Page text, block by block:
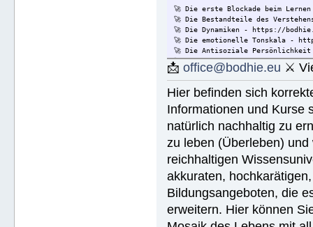
🚀 Die erste Blockade beim
🚀 Die Bestandteile des
🚀 Die Dynamiken - https://
🚀 Die emotionelle Tonskala -
🚀 Die Antisoziale
🚀 Die Lösung für Konflikte -
🚀 Lösungen für eine
🚀 Ethik unjd die Zustände -
🚀 Integrität und Ehrlichkeit -
🚀 🟡 Wie Sie jemandem helfen
Wie Sie jemandem helfen
🚀 Werkzeuge für den
🚀 Die Ehe - https://bodhie.eu/
🚀 Kinder - https://bodhie.eu/
🚀 Ermittlung und ihr Gebrauch
🚀 Grundlagen des Organisieren
🚀 Public Relations - https://
🚀 Planziele und Ziele- https://
🚀 Kommunikation - https://
📩office@bodhie.eu ⚔
Hier befinden sich
Informationen und Kurse
natürlich nachhaltig zu
zu leben (Überleben)
reichhaltigen
akkuraten,
Bildungsangeboten, die
erweitern. Hier können